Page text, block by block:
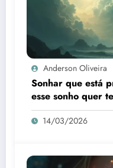
Anderson Oliveira
Sonhar que está
esse sonho quer
14/03/2026